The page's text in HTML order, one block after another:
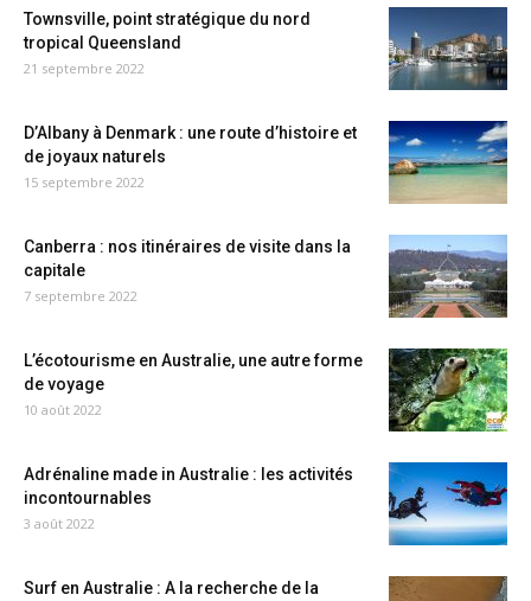
Townsville, point stratégique du nord
tropical Queensland
21 septembre 2022
D’Albany à Denmark : une route d’histoire et
de joyaux naturels
15 septembre 2022
Canberra : nos itinéraires de visite dans la
capitale
7 septembre 2022
L’écotourisme en Australie, une autre forme
de voyage
10 août 2022
Adrénaline made in Australie : les activités
incontournables
3 août 2022
Surf en Australie : A la recherche de la